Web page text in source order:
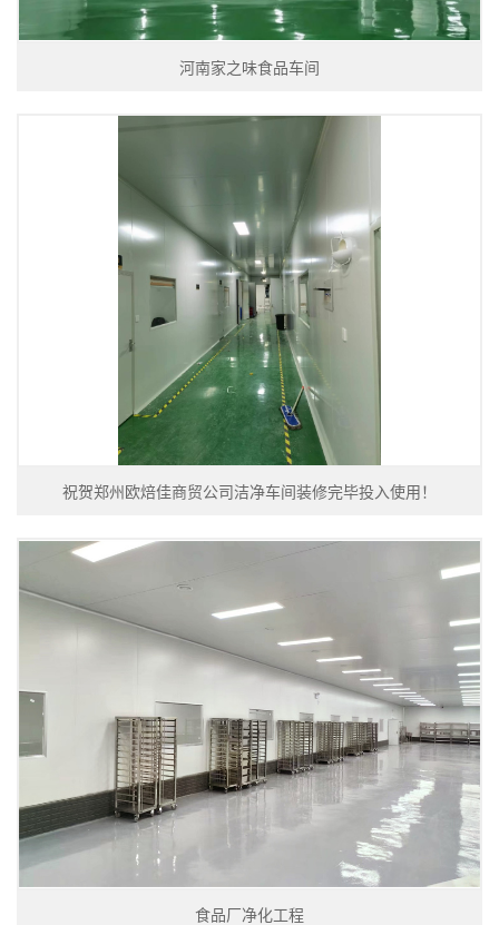
河南家之味食品车间
祝贺郑州欧焙佳商贸公司洁净车间装修完毕投入使用！
食品厂净化工程